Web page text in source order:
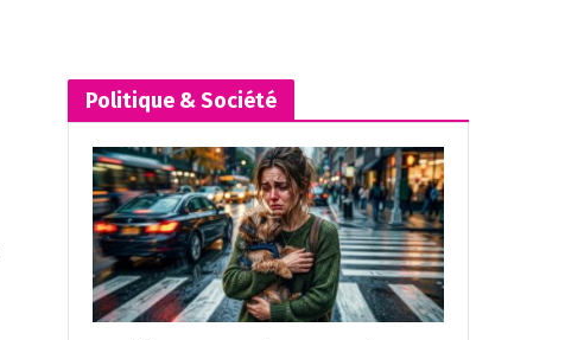
Politique & Société